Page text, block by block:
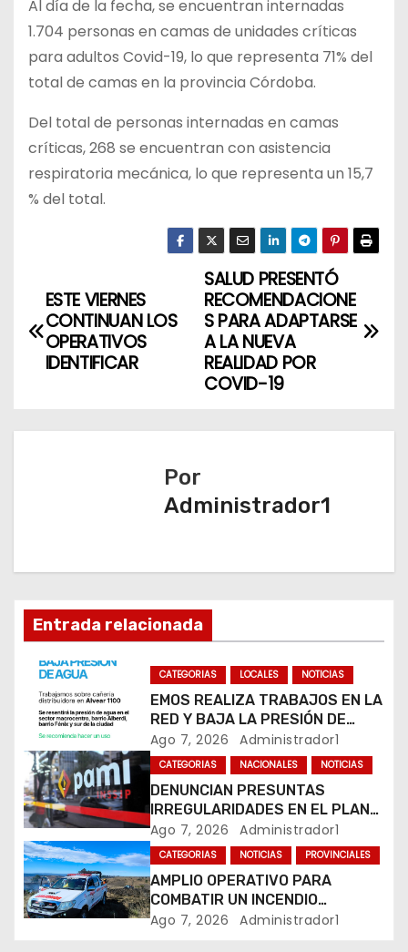
Al día de la fecha, se encuentran internadas
1.704 personas en camas de unidades críticas
para adultos Covid-19, lo que representa 71% del
total de camas en la provincia Córdoba.
Del total de personas internadas en camas
críticas, 268 se encuentran con asistencia
respiratoria mecánica, lo que representa un 15,7
% del total.
N
a
g
n
d
e
e
n
t
r
a
SALUD PRESENTÓ
RECOMENDACIONE
S PARA ADAPTARSE
A LA NUEVA
REALIDAD POR
COVID-19
ESTE VIERNES
CONTINUAN LOS
OPERATIVOS
IDENTIFICAR
Por
Administrador1
Entrada relacionada
CATEGORIAS LOCALES NOTICIAS
EMOS REALIZA TRABAJOS EN LA
RED Y BAJA LA PRESIÓN DE
AGUA EN VARIOS SECTORES DE
RÍO CUARTO
Ago 7, 2026 Administrador1
CATEGORIAS NACIONALES NOTICIAS
DENUNCIAN PRESUNTAS
IRREGULARIDADES EN EL PLAN
DE RETIROS DEL MINISTERIO DE
JUSTICIA Y SU POSIBLE RÉPLICA
EN EL PAMI
Ago 7, 2026 Administrador1
CATEGORIAS NOTICIAS PROVINCIALES
AMPLIO OPERATIVO PARA
COMBATIR UN INCENDIO
FORESTAL EN YACANTO
Ago 7, 2026 Administrador1